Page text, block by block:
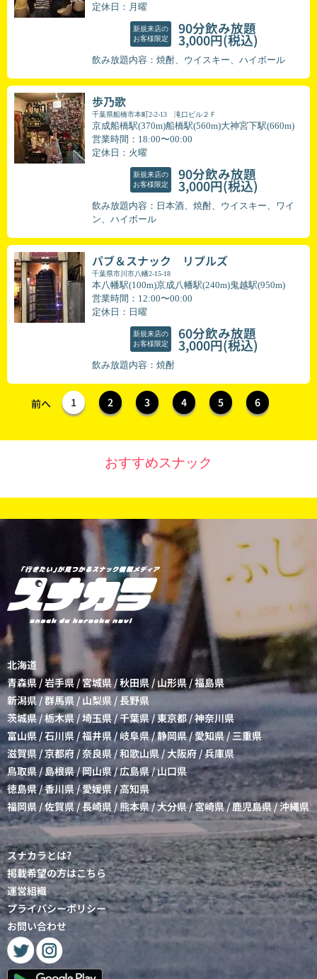
定休日：月曜
新規来店の
お客様限定
90分飲み放題
3,000円(税込)
飲み放題内容：焼酎、ウイスキー、ハイボール
歩乃歌
千葉県船橋市本町2-2-13 滝口ビル２Ｆ
京成船橋駅(370m)船橋駅(560m)大神宮下駅(660m)
営業時間：18:00〜00:00
定休日：火曜
新規来店の
お客様限定
90分飲み放題
3,000円(税込)
飲み放題内容：日本酒、焼酎、ウイスキー、ワイ
ン、ハイボール
パブ＆スナック リプルズ
千葉県市川市八幡2-15-18
本八幡駅(100m)京成八幡駅(240m)鬼越駅(950m)
営業時間：12:00〜00:00
定休日：日曜
新規来店の
お客様限定
60分飲み放題
3,000円(税込)
飲み放題内容：焼酎
前へ 1 2 3 4 5 6
おすすめスナック
北海道
青森県/岩手県/宮城県/秋田県 / 山形県/福島県
新潟県/群馬県 / 山梨県 /長野県
茨城県 /栃木県/埼玉県/千葉県/東京都 /神奈川県
富山県 /石川県 /福井県/岐阜県/静岡県/愛知県/三重県
滋賀県/京都府/奈良県 /和歌山県/大阪府 /兵庫県
鳥取県 / 島根県/岡山県/広島県/山口県
徳島県/香川県/愛媛県 /高知県
福岡県 /佐賀県 /長崎県/熊本県/大分県/宮崎県/鹿児島県/沖縄県
スナカラとは?
掲載希望の方はこちら
運営組織
プライバシーポリシー
お問い合わせ